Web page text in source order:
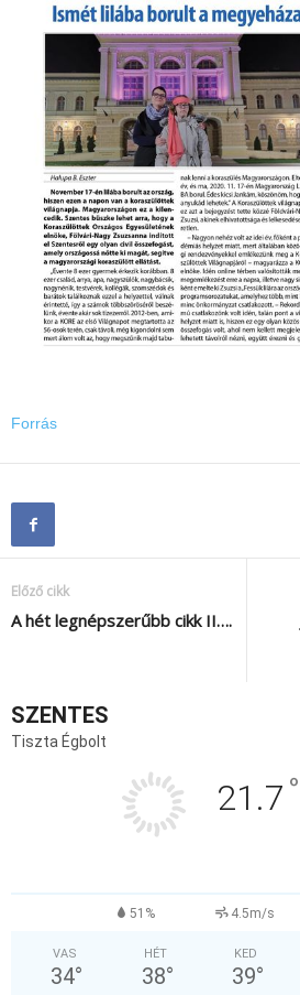
Forrás
Előző cikk
A hét legnépszerűbb cikk II….
SZENTES
Tiszta Égbolt
21.7 °
51% 4.5m/s
VAS
34°
HÉT
38°
KED
39°